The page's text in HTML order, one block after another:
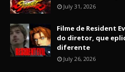
July 31, 2026
Filme de Resident
do diretor, que
diferente
July 26, 2026